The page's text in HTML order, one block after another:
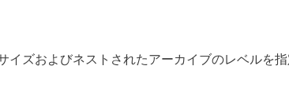
ズおよびネストされたアーカイブのレベルを指